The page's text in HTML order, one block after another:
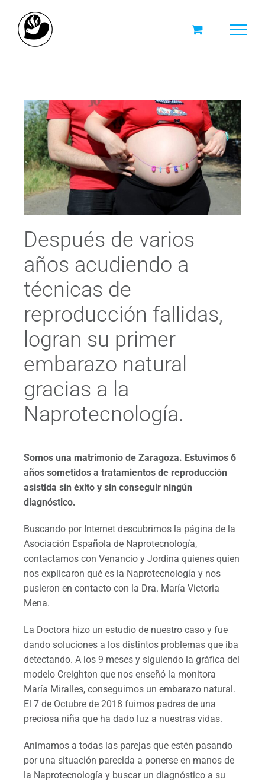
content
Después de varios
años acudiendo a
técnicas de
reproducción fallidas,
logran su primer
embarazo natural
gracias a la
Naprotecnología.
Somos una matrimonio de Zaragoza. Estuvimos 6
años sometidos a tratamientos de reproducción
asistida sin éxito y sin conseguir ningún
diagnóstico.
Buscando por Internet descubrimos la página de la
Asociación Española de Naprotecnología,
contactamos con Venancio y Jordina quienes quien
nos explicaron qué es la Naprotecnología y nos
pusieron en contacto con la Dra. María Victoria
Mena.
La Doctora hizo un estudio de nuestro caso y fue
dando soluciones a los distintos problemas que iba
detectando. A los 9 meses y siguiendo la gráfica del
modelo Creighton que nos enseñó la monitora
María Miralles, conseguimos un embarazo natural.
El 7 de Octubre de 2018 fuimos padres de una
preciosa niña que ha dado luz a nuestras vidas.
Animamos a todas las parejas que estén pasando
por una situación parecida a ponerse en manos de
la Naprotecnología y buscar un diagnóstico a su